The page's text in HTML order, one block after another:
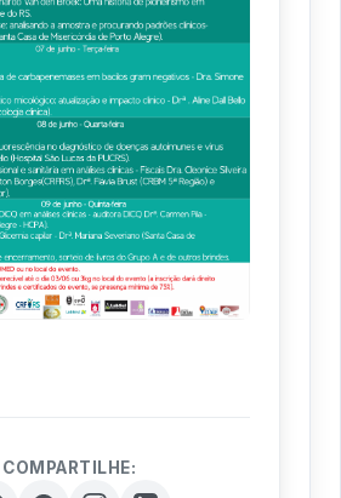
COMPARTILHE: